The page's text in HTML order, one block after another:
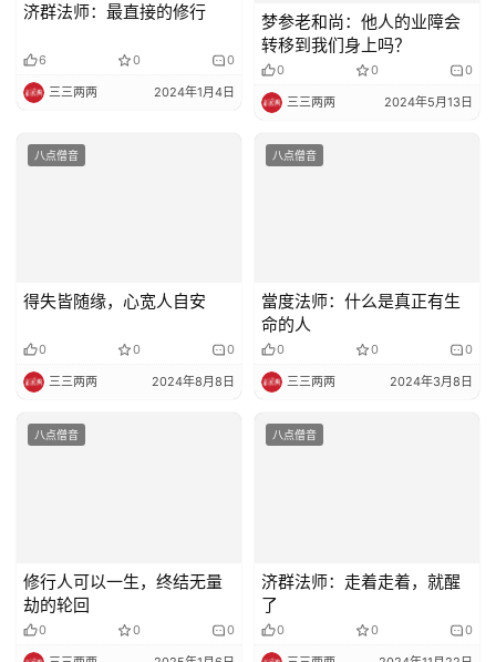
济群法师：最直接的修行
6 0 0
三三两两 2024年1月4日
梦参老和尚：他人的业障会
转移到我们身上吗？
0 0 0
三三两两 2024年5月13日
八点僧音
得失皆随缘，心宽人自安
0 0 0
三三两两 2024年8月8日
八点僧音
當度法师：什么是真正有生
命的人
0 0 0
三三两两 2024年3月8日
八点僧音
修行人可以一生，终结无量
劫的轮回
0 0 0
八点僧音
济群法师：走着走着，就醒
了
0 0 0